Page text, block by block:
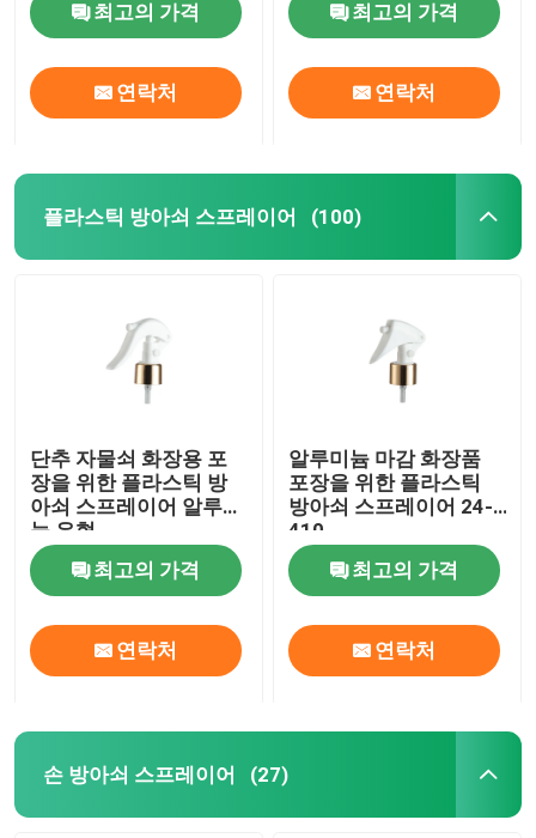
향기 분무 병
최고의 가격
연락처
최고의 가격
연락처
플라스틱 방아쇠 스프레이어 (100)
단추 자물쇠 화장용 포
장을 위한 플라스틱 방
아쇠 스프레이어 알루미
늄 유형
최고의 가격
연락처
알루미늄 마감 화장품
포장을 위한 플라스틱
방아쇠 스프레이어 24-
410
최고의 가격
연락처
손 방아쇠 스프레이어 (27)